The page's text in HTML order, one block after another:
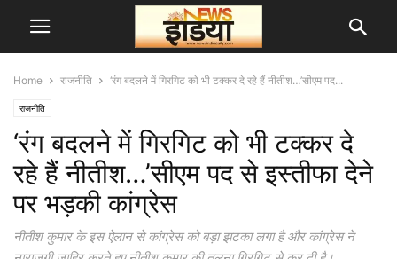
Home राजनीति ‘रंग बदलने में गिरगिट को भी टक्कर दे रहे हैं नीतीश…’सीएम पद...
राजनीति
‘रंग बदलने में गिरगिट को भी टक्कर दे
रहे हैं नीतीश…’सीएम पद से इस्तीफा देने
पर भड़की कांग्रेस
नीतीश कुमार के इस ऐलान से कांग्रेस को बड़ा झटका लगा है और कांग्रेस ने